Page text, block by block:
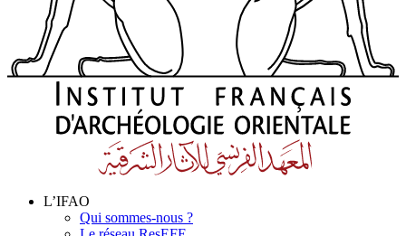
L’IFAO
Qui sommes-nous ?